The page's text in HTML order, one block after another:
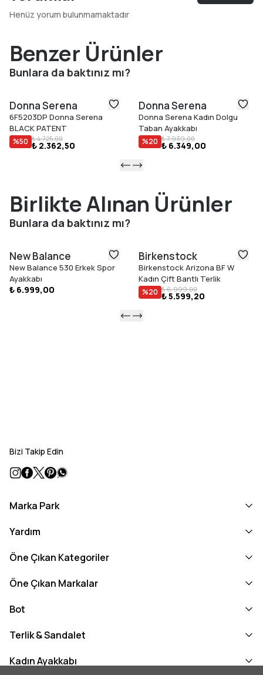
Henüz yorum bulunmamaktadır
Benzer Ürünler
Bunlara da baktınız mı?
Donna Serena
6F5203DP Donna Serena
BLACK PATENT
%50 ₺ 4.725,00
₺ 2.362,50
Donna Serena
Donna Serena Kadın Dolgu
Taban Ayakkabı
%20 ₺ 7.939,00
₺ 6.349,00
Birlikte Alınan Ürünler
Bunlara da baktınız mı?
New Balance
New Balance 530 Erkek Spor
Ayakkabı
₺ 6.999,00
Birkenstock
Birkenstock Arizona BF W
Kadın Çift Bantlı Terlik
%20 ₺ 6.999,00
₺ 5.599,20
Bizi Takip Edin
Marka Park
Yardım
Öne Çıkan Kategoriler
Öne Çıkan Markalar
Bot
Terlik & Sandalet
Kadın Ayakkabı